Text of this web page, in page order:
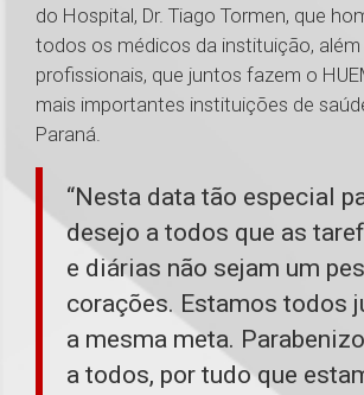
do Hospital, Dr. Tiago Tormen, que
todos os médicos da instituição,
profissionais, que juntos fazem o
mais importantes instituições de
Paraná.
“Nesta data tão especial
desejo a todos que as
e diárias não sejam um
corações. Estamos todos
a mesma meta.
a todos, por tudo que